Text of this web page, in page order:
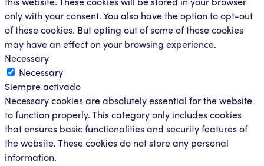
only with your consent. You also have the option to opt-out
of these cookies. But opting out of some of these cookies
may have an effect on your browsing experience.
Necessary
Necessary
Siempre activado
Necessary cookies are absolutely essential for the website
to function properly. This category only includes cookies
that ensures basic functionalities and security features of
the website. These cookies do not store any personal
information.